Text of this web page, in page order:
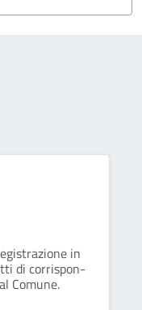
in
di corrispon-
Comune.